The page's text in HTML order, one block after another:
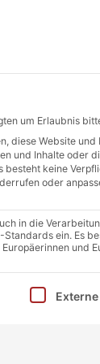
um Erlaubnis
diese Website und
und Inhalte oder
besteht keine
oder
in die
Standards ein. Es
und
Gruppe